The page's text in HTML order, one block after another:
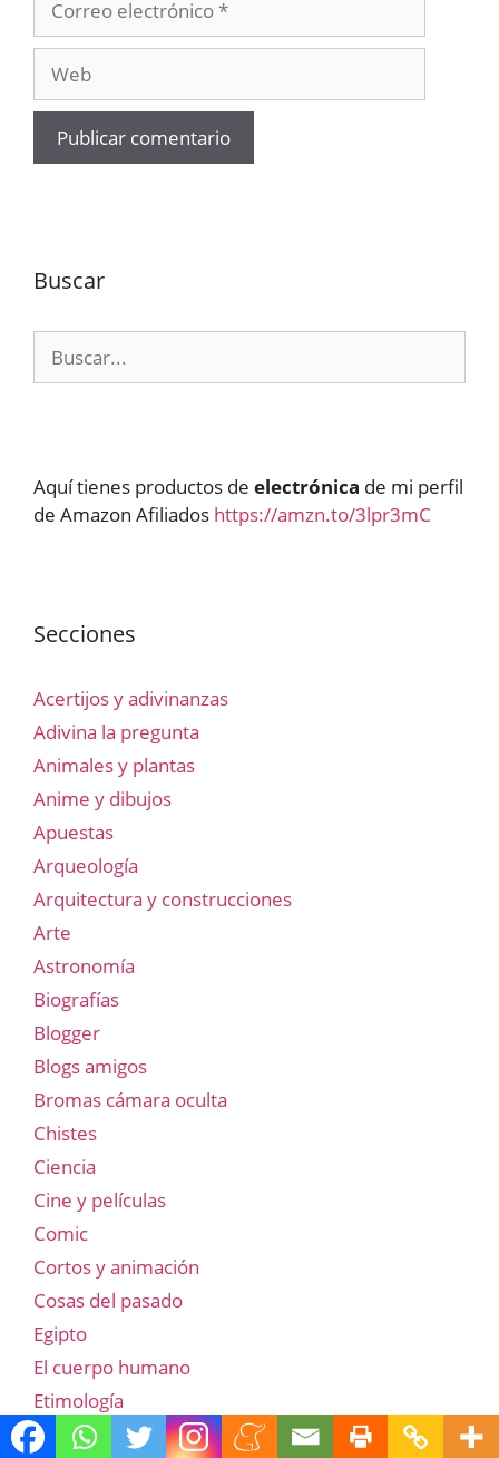
electrónico
Buscar
Aquí tienes productos de electrónica de mi perfil
de Amazon Afiliados https://amzn.to/3lpr3mC
Secciones
Acertijos y adivinanzas
Adivina la pregunta
Animales y plantas
Anime y dibujos
Apuestas
Arqueología
Arquitectura y construcciones
Arte
Astronomía
Biografías
Blogger
Blogs amigos
Bromas cámara oculta
Chistes
Ciencia
Cine y películas
Comic
Cortos y animación
Cosas del pasado
Egipto
El cuerpo humano
Etimología
Famosos y famosas